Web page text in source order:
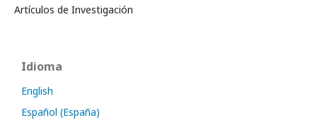
Artículos de Investigación
Idioma
English
Español (España)